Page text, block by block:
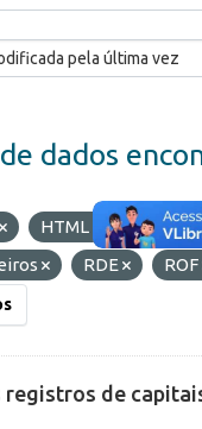
dados
HTML Etiquetas:
RDE ROF
registros de